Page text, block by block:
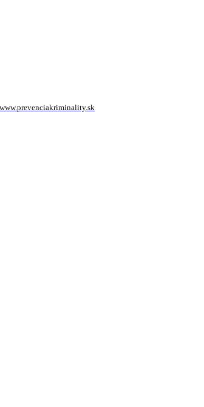
www.prevenciakriminality.sk